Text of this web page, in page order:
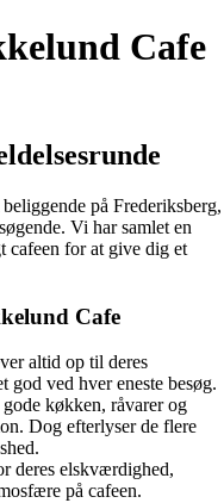
Cafe
på Frederiksberg,
Vi har samlet en
cafeen for at give dig et
Cafe
altid op til deres
ved hver eneste besøg.
køkken, råvarer og
Dog efterlyser de flere
deres elskværdighed,
på cafeen.